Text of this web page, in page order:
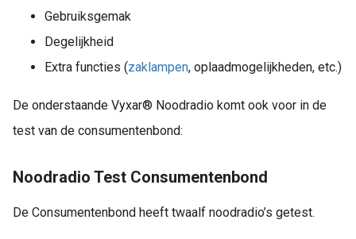
Gebruiksgemak
Degelijkheid
Extra functies (zaklampen, oplaadmogelijkheden, etc.)
De onderstaande Vyxar® Noodradio komt ook voor in de
test van de consumentenbond:
Noodradio Test Consumentenbond
De Consumentenbond heeft twaalf noodradio’s getest.